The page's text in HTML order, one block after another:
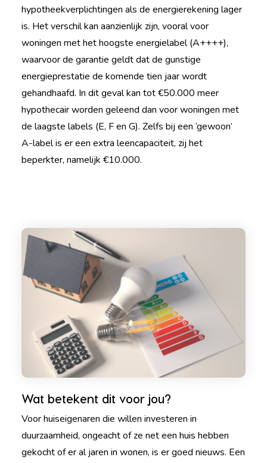
hypotheekverplichtingen als de energierekening lager
is. Het verschil kan aanzienlijk zijn, vooral voor
woningen met het hoogste energielabel (A++++),
waarvoor de garantie geldt dat de gunstige
energieprestatie de komende tien jaar wordt
gehandhaafd. In dit geval kan tot €50.000 meer
hypothecair worden geleend dan voor woningen met
de laagste labels (E, F en G). Zelfs bij een ‘gewoon’
A-label is er een extra leencapaciteit, zij het
beperkter, namelijk €10.000.
Wat betekent dit voor jou?
Voor huiseigenaren die willen investeren in
duurzaamheid, ongeacht of ze net een huis hebben
gekocht of er al jaren in wonen, is er goed nieuws. Een